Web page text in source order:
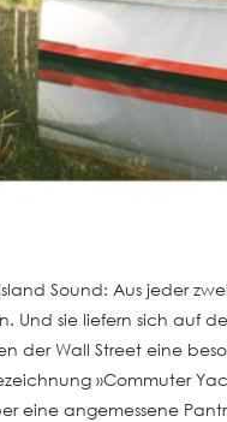
Sound: Aus jeder
Und sie liefern sich auf
der Wall Street eine
»Commuter
eine angemessene